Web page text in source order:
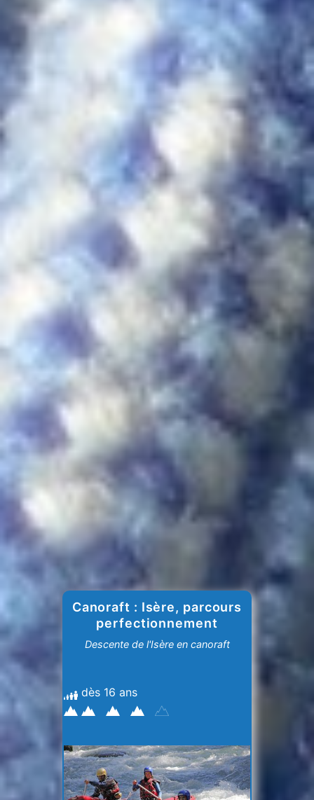
Canoraft : Isère, parcours
perfectionnement
Descente de l'Isère en canoraft
dès 16 ans